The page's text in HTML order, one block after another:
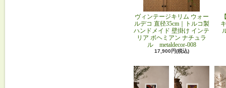
ヴィンテージキリム ウォー
ルデコ 直径35cm｜トルコ製
ハンドメイド 壁掛け インテ
リア ボヘミアン ナチュラ
ル metaldecor-008
17,900円(税込)